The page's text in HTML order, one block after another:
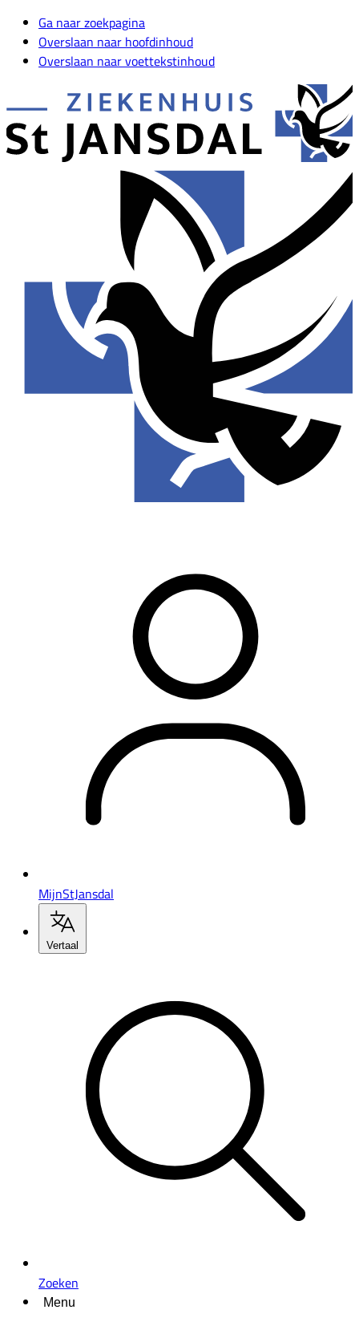
Ga naar zoekpagina
Overslaan naar hoofdinhoud
Overslaan naar voettekstinhoud
MijnStJansdal
Vertaal
Zoeken
Menu